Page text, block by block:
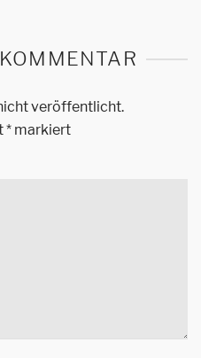
veröffentlicht.
* markiert